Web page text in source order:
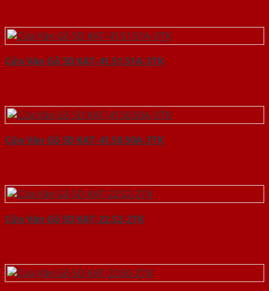
Cửa Vân Gỗ 5D KAT-41.51.51A-3TK
Cửa Vân Gỗ 5D KAT-41.50.50A-3TK
Cửa Vân Gỗ 5D KAT-22.52-2TK